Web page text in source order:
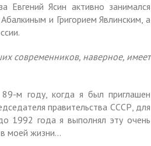
Евгений Ясин активно занимался
и Григорием Явлинским, а
современников, наверное, имеет
м году, когда я был приглашен
правительства CCCР, для
1992 года я выполнял эту очень
моей жизни…